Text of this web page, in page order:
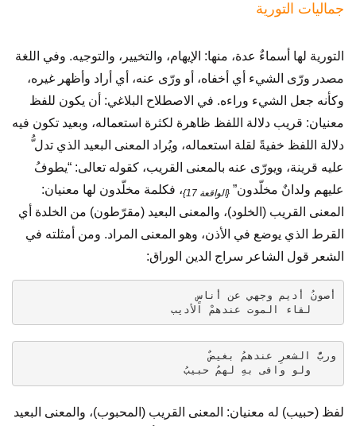
جماليات التورية
التورية لها أسماءٌ عدة، منها: الإيهام، والتخيير، والتوجيه. وفي اللغة
مصدر ورّى الشيء أي أخفاه، أو ورّى عنه، أي أراد وأظهر غيره،
وكأنه جعل الشيء وراءه. في الاصطلاح البلاغي: أن يكون للفظ
معنيان: قريب دلالة اللفظ ظاهرة لكثرة استعماله، وبعيد تكون فيه
دلالة اللفظ خفيةً لقلة استعماله، ويُراد المعنى البعيد الذي تدل ُّ
عليه قرينة، ويورّى عنه بالمعنى القريب، كقوله تعالى: “يطوفُ
عليهم ولدانٌ مخلّدون” {الواقعة 17}
، فكلمة مخلّدون لها معنيان:
المعنى القريب (الخلود)، والمعنى البعيد (مقرّطون) من الخلدة أي
القرط الذي يوضع في الأذن، وهو المعنى المراد. ومن أمثلته في
الشعر قول الشاعر سراج الدين الوراق:
أصونُ أديم وجهي عن أناسٍ
وربُّ الشعرِ عندهمُ بغيضٌ
لفظ (حبيب) له معنيان: المعنى القريب (المحبوب)، والمعنى البعيد